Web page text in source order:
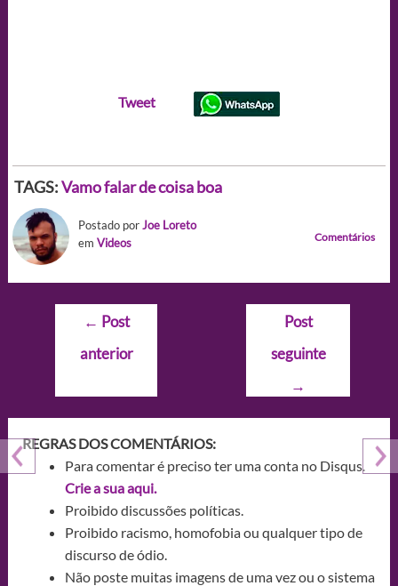
Tweet
TAGS:Vamo falar de coisa boa
Postado porJoe Loreto
em Videos Comentários
Navegação
Post
← Post
anterior
Post
seguinte
→
REGRAS DOS COMENTÁRIOS:
Para comentar é preciso ter uma conta no Disqus.
Crie a sua aqui.
Proibido discussões políticas.
Proibido racismo, homofobia ou qualquer tipo de
discurso de ódio.
Não poste muitas imagens de uma vez ou o sistema